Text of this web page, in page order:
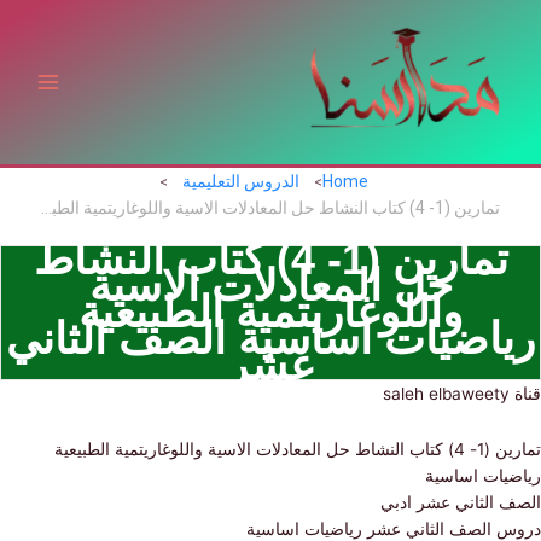
Home
الدروس التعليمية
تمارين (1- 4) كتاب النشاط حل المعادلات الاسية واللوغاريتمية الطبيعية رياضيات اساسية الصف الثاني عشر
تمارين (1- 4) كتاب النشاط
حل المعادلات الاسية
واللوغاريتمية الطبيعية
اساسية الصف الثاني
عشر
واللوغاريتمية الطبيعية
اساسية
الثاني عشر ادبي
الصف الثاني عشر رياضيات اساسية